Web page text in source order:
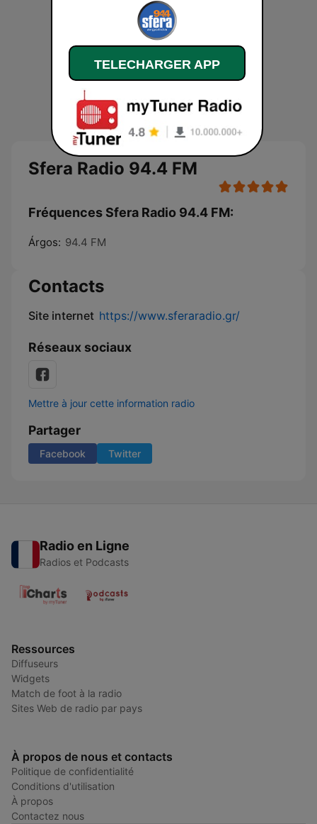
Sfera Radio 94.4 FM
Fréquences Sfera Radio 94.4 FM:
Árgos: 94.4 FM
Contacts
Site internet https://www.sferaradio.gr/
Réseaux sociaux
Mettre à jour cette information radio
Partager
Facebook Twitter
Radio en Ligne
Radios et Podcasts
Ressources
Diffuseurs
Widgets
Match de foot à la radio
Sites Web de radio par pays
À propos de nous et contacts
Politique de confidentialité
Conditions d'utilisation
À propos
Contactez nous
TELECHARGER APP